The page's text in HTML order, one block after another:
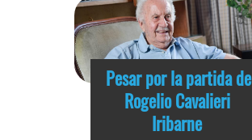
Pesar por la partida de
Rogelio Cavalieri
Iribarne